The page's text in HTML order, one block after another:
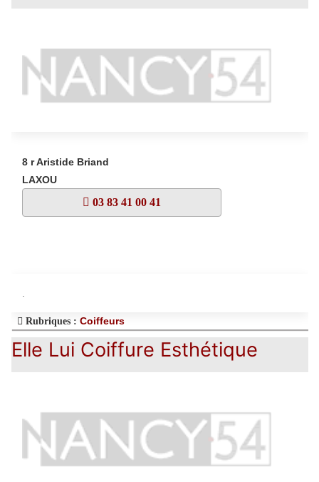
8 r Aristide Briand
LAXOU
03 83 41 00 41
Rubriques : Coiffeurs
Elle Lui Coiffure Esthétique